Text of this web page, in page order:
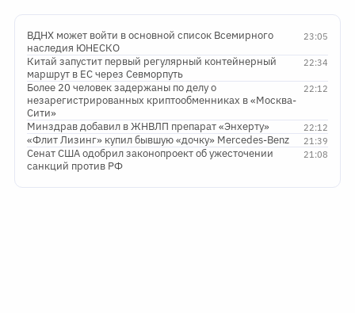
23:05
ВДНХ может войти в основной список Всемирного
наследия ЮНЕСКО
22:34
Китай запустит первый регулярный контейнерный
маршрут в ЕС через Севморпуть
22:12
Более 20 человек задержаны по делу о
незарегистрированных криптообменниках в «Москва-
Сити»
22:12
Минздрав добавил в ЖНВЛП препарат «Энхерту»
21:39
«Флит Лизинг» купил бывшую «дочку» Mercedes-Benz
21:08
Сенат США одобрил законопроект об ужесточении
санкций против РФ